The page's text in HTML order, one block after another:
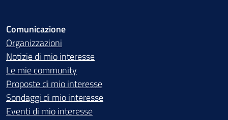
Comunicazione
Organizzazioni
Notizie di mio interesse
Le mie community
Proposte di mio interesse
Sondaggi di mio interesse
Eventi di mio interesse